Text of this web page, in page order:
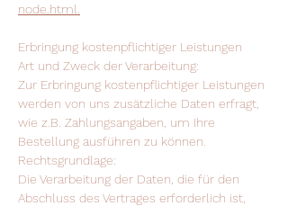
node.html.
Erbringung kostenpflichtiger Leistungen
Art und Zweck der Verarbeitung:
Zur Erbringung kostenpflichtiger Leistungen
werden von uns zusätzliche Daten erfragt,
wie z.B. Zahlungsangaben, um Ihre
Bestellung ausführen zu können.
Rechtsgrundlage:
Die Verarbeitung der Daten, die für den
Abschluss des Vertrages erforderlich ist,